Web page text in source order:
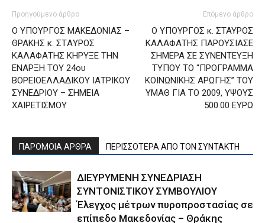
Προηγούμενο άρθρο
Ο ΥΠΟΥΡΓΟΣ ΜΑΚΕΔΟΝΙΑΣ –
ΘΡΑΚΗΣ κ. ΣΤAΥΡΟΣ
ΚΑΛΑΦΑΤΗΣ ΚΗΡΥΞΕ ΤΗΝ
ΕΝΑΡΞΗ ΤΟΥ 24ου
ΒΟΡΕΙΟΕΛΛΑΔΙΚΟΥ ΙΑΤΡΙΚΟΥ
ΣΥΝΕΔΡΙΟΥ – ΣΗΜΕΙΑ
ΧΑΙΡΕΤΙΣΜΟΥ
Επόμενο άρθρο
Ο ΥΠΟΥΡΓΟΣ κ. ΣΤΑΥΡΟΣ
ΚΑΛΑΦΑΤΗΣ ΠΑΡΟΥΣΙΑΣΕ
ΣΗΜΕΡΑ ΣΕ ΣΥΝΕΝΤΕΥΞΗ
ΤΥΠΟΥ ΤΟ “ΠΡΟΓΡΑΜΜΑ
ΚΟΙΝΩΝΙΚΗΣ ΑΡΩΓΗΣ” ΤΟΥ
ΥΜΑΘ ΓΙΑ ΤΟ 2009, ΥΨΟΥΣ
500.00 ΕΥΡΩ
ΠΑΡΟΜΟΙΑ ΑΡΘΡΑ ΠΕΡΙΣΣΟΤΕΡΑ ΑΠΟ ΤΟΝ ΣΥΝΤΑΚΤΗ
ΔΙΕΥΡΥΜΕΝΗ ΣΥΝΕΔΡΙΑΣΗ
ΣΥΝΤΟΝΙΣΤΙΚΟΥ ΣΥΜΒΟΥΛΙΟΥ
Έλεγχος μέτρων πυροπροστασίας σε
επίπεδο Μακεδονίας – Θράκης